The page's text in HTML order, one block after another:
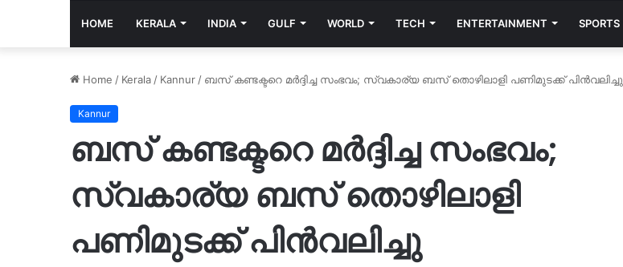
HOME KERALA INDIA GULF WORLD TECH ENTERTAINMENT SPORTS
Home / Kerala / Kannur / ബസ് കണ്ടക്ടറെ മർദ്ദിച്ച സംഭവം; സ്വകാര്യ ബസ് തൊഴിലാളി പണിമുടക്ക് പിൻവലിച്ചു
Kannur
ബസ് കണ്ടക്ടറെ മർദ്ദിച്ച സംഭവം;
സ്വകാര്യ ബസ് തൊഴിലാളി
പണിമുടക്ക് പിൻവലിച്ചു